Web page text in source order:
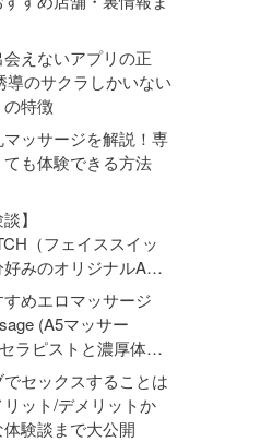
会えないアプリの正
導のサクラしかいない
特徴
マッサージを解説！専
も体験できる方法
】
（フェイススイッ
みのオリジナルAV
オナニーライフに革
めエロマッサージ
(A5マッサー
ラピストと濃厚体験
】セックスすることは
ット/デメリットか
験談まで大公開